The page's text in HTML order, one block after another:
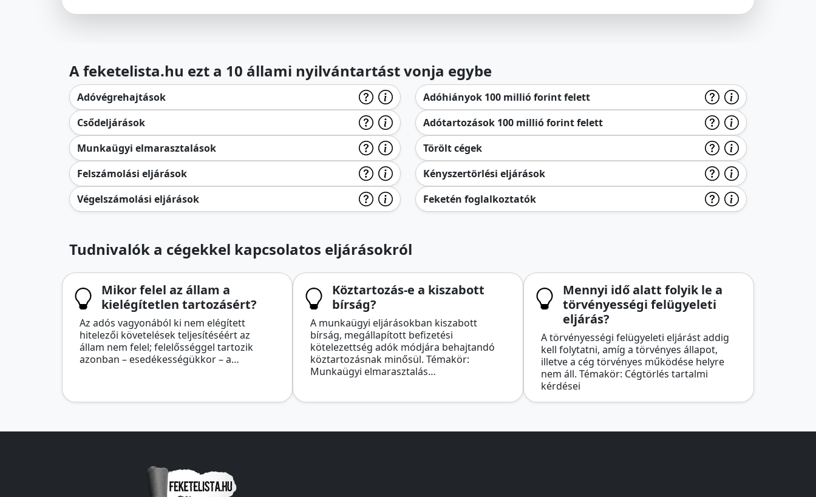
A feketelista.hu ezt a 10 állami nyilvántartást vonja egybe
Adóvégrehajtások
Csődeljárások
Munkaügyi elmarasztalások
Felszámolási eljárások
Végelszámolási eljárások
Adóhiányok 100 millió forint felett
Adótartozások 100 millió forint felett
Törölt cégek
Kényszertörlési eljárások
Feketén foglalkoztatók
Tudnivalók a cégekkel kapcsolatos eljárásokról
Mikor felel az állam a
kielégítetlen tartozásért?
Az adós vagyonából ki nem elégített
hitelezői követelések teljesítéséért az
állam nem felel; felelősséggel tartozik
azonban – esedékességükkor – a…
Köztartozás-e a kiszabott
bírság?
A munkaügyi eljárásokban kiszabott
bírság, megállapított befizetési
kötelezettség adók módjára behajtandó
köztartozásnak minősül. Témakör:
Munkaügyi elmarasztalás…
Mennyi idő alatt folyik le a
törvényességi felügyeleti
eljárás?
A törvényességi felügyeleti eljárást addig
kell folytatni, amíg a törvényes állapot,
illetve a cég törvényes működése helyre
nem áll. Témakör: Cégtörlés tartalmi
kérdései